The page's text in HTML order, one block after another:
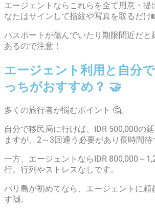
エージェントならこれらを全て用意・提
なたはサインして指紋や写真を取るだけ
パスポートが傷んでいたり期限間近だと
あるので注意！
エージェント利用と自分
っちがおすすめ？ 🤝
多くの旅行者が悩むポイント 🤔。
自分で移民局に行けば、IDR 500,000の
ますが、2～3回通う必要があり長時間待
一方、エージェントならIDR 800,000～
行。行列やストレスなしです。
バリ島が初めてなら、エージェントに頼
す🙌。